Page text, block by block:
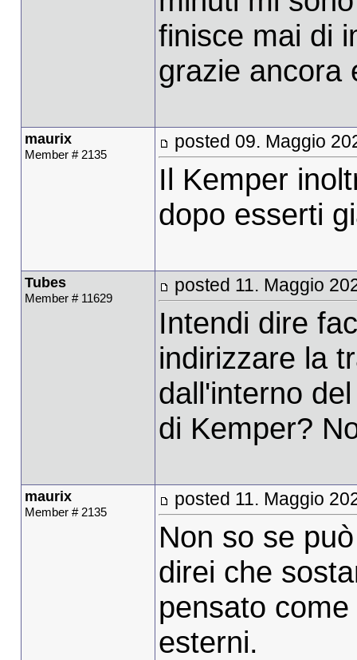
finisce mai di
grazie ancora
maurix
Member # 2135
posted 09. Maggio
Il Kemper
dopo esserti
Tubes
Member # 11629
posted 11. Maggio
Intendi dire
indirizzare la
dall'interno
di Kemper?
maurix
Member # 2135
posted 11. Maggio
Non so se
direi che
pensato
esterni.